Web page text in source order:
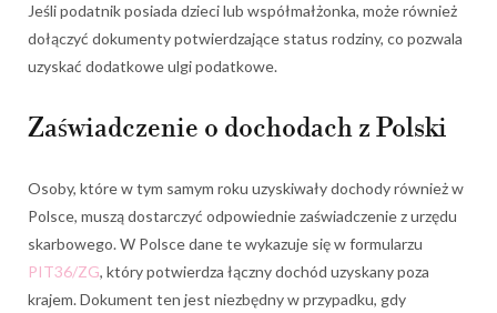
Jeśli podatnik posiada dzieci lub współmałżonka, może również
dołączyć dokumenty potwierdzające status rodziny, co pozwala
uzyskać dodatkowe ulgi podatkowe.
Zaświadczenie o dochodach z Polski
Osoby, które w tym samym roku uzyskiwały dochody również w
Polsce, muszą dostarczyć odpowiednie zaświadczenie z urzędu
skarbowego. W Polsce dane te wykazuje się w formularzu
PIT36/ZG, który potwierdza łączny dochód uzyskany poza
krajem. Dokument ten jest niezbędny w przypadku, gdy